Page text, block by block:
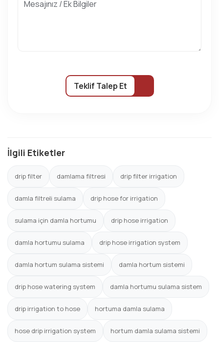
Teklif Talep Et
İlgili Etiketler
drip filter damlama filtresi drip filter irrigation
damla filtreli sulama drip hose for irrigation
sulama için damla hortumu drip hose irrigation
damla hortumu sulama drip hose irrigation system
damla hortum sulama sistemi damla hortum sistemi
drip hose watering system damla hortumu sulama sistem
drip irrigation to hose hortuma damla sulama
hose drip irrigation system hortum damla sulama sistemi